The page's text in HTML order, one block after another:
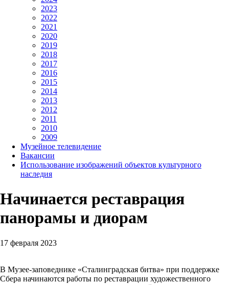
2023
2022
2021
2020
2019
2018
2017
2016
2015
2014
2013
2012
2011
2010
2009
Музейное телевидение
Вакансии
Использование изображений объектов культурного
наследия
Начинается реставрация
панорамы и диорам
17 февраля 2023
В Музее-заповеднике «Сталинградская битва» при поддержке
Сбера начинаются работы по реставрации художественного